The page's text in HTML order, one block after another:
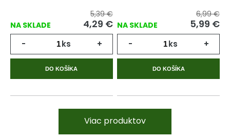
NA SKLADE
5,39 €
4,29 €
- ks +
DO KOŠÍKA
NA SKLADE
6,99 €
5,99 €
- ks +
DO KOŠÍKA
Viac produktov